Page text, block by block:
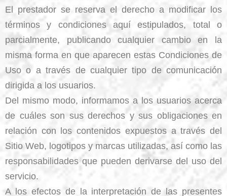
El prestador se reserva el derecho a modificar los
términos y condiciones aquí estipulados, total o
parcialmente, publicando cualquier cambio en la
misma forma en que aparecen estas Condiciones de
Uso o a través de cualquier tipo de comunicación
dirigida a los usuarios.
Del mismo modo, informamos a los usuarios acerca
de cuáles son sus derechos y sus obligaciones en
relación con los contenidos expuestos a través del
Sitio Web, logotipos y marcas utilizadas, así como las
responsabilidades que pueden derivarse del uso del
servicio.
A los efectos de la interpretación de las presentes